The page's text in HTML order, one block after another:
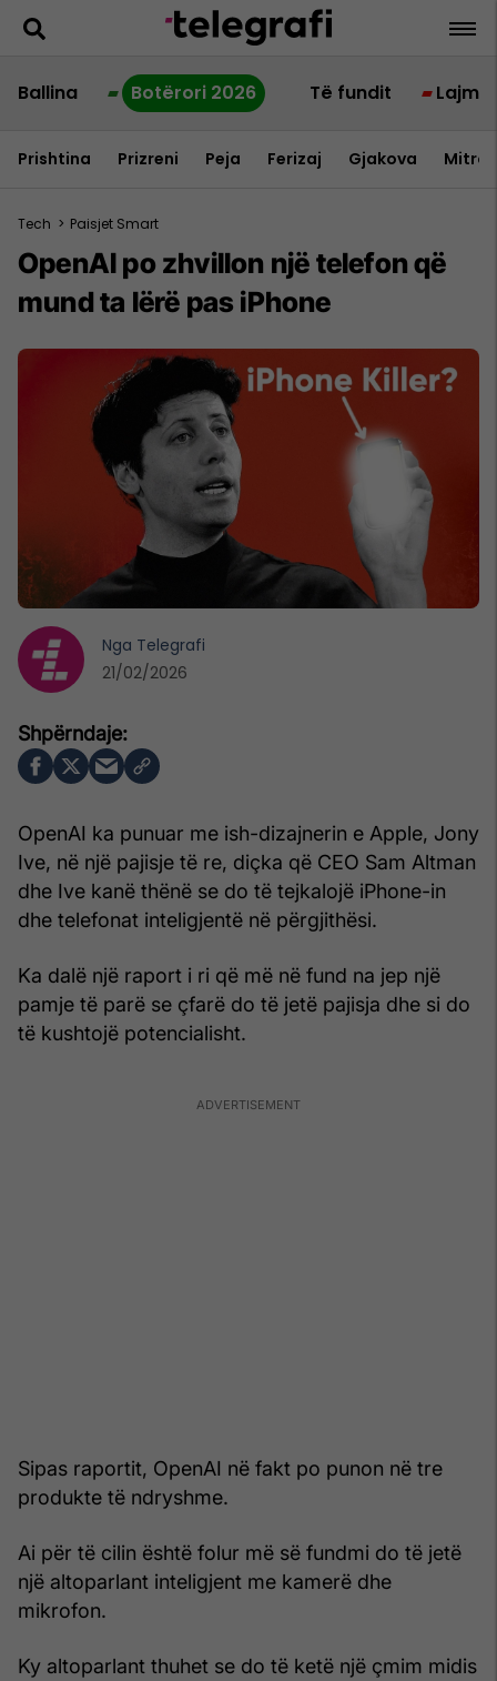
Ballina Botërori 2026 Të fundit Lajme
Prishtina Prizreni Peja Ferizaj Gjakova
Tech > Paisjet Smart
OpenAl po zhvillon një telefon që
mund ta lërë pas iPhone
OpenAI ka punuar me ish-dizajnerin e Apple, Jony
Ive, në një pajisje të re, diçka që CEO Sam Altman
dhe Ive kanë thënë se do të tejkalojë iPhone-in
dhe telefonat inteligjentë në përgjithësi.
Ka dalë një raport i ri që më në fund na jep një
pamje të parë se çfarë do të jetë pajisja dhe si do
të kushtojë potencialisht.
Sipas raportit, OpenAI në fakt po punon në tre
produkte të ndryshme.
Ai për të cilin është folur më së fundmi do të jetë
një altoparlant inteligjent me kamerë dhe
mikrofon.
Ky altoparlant thuhet se do të ketë një çmim midis
Nga Telegrafi
21/02/2026